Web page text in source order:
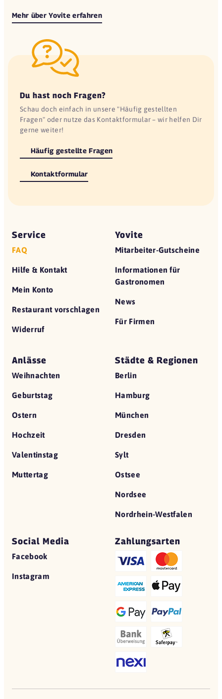
Mehr über Yovite erfahren
Du hast noch Fragen?
Schau doch einfach in unsere "Häufig gestellten
Fragen" oder nutze das Kontaktformular – wir helfen Dir
gerne weiter!
Häufig gestellte Fragen
Kontaktformular
Service
FAQ
Hilfe & Kontakt
Mein Konto
Restaurant vorschlagen
Widerruf
Yovite
Mitarbeiter-Gutscheine
Informationen für
Gastronomen
News
Für Firmen
Anlässe
Weihnachten
Geburtstag
Ostern
Hochzeit
Valentinstag
Muttertag
Städte & Regionen
Berlin
Hamburg
München
Dresden
Sylt
Ostsee
Nordsee
Nordrhein-Westfalen
Social Media
Facebook
Instagram
Zahlungsarten